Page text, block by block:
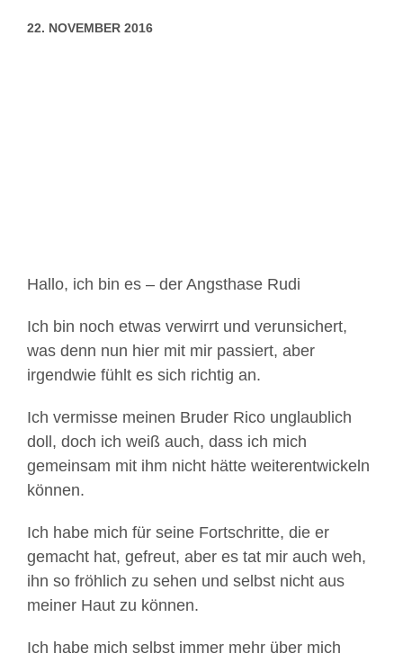
22. NOVEMBER 2016
Hallo, ich bin es – der Angsthase Rudi
Ich bin noch etwas verwirrt und verunsichert,
was denn nun hier mit mir passiert, aber
irgendwie fühlt es sich richtig an.
Ich vermisse meinen Bruder Rico unglaublich
doll, doch ich weiß auch, dass ich mich
gemeinsam mit ihm nicht hätte weiterentwickeln
können.
Ich habe mich für seine Fortschritte, die er
gemacht hat, gefreut, aber es tat mir auch weh,
ihn so fröhlich zu sehen und selbst nicht aus
meiner Haut zu können.
Ich habe mich selbst immer mehr über mich